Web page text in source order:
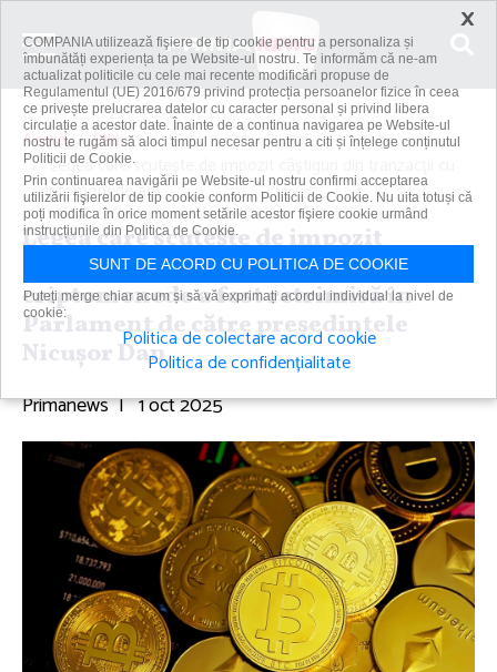
Acasă
Știri
Legea care scuteşte de impozit câştiguri din tranzacţii cu
criptomonede a...
Legea care scuteşte de impozit
câştiguri din tranzacţii cu
criptomonede a fost retrimisă în
Parlament de către preşedintele
Nicuşor Dan
Primanews | 1 oct 2025
×
COMPANIA utilizează fişiere de tip cookie pentru a personaliza și
îmbunătăți experiența ta pe Website-ul nostru. Te informăm că ne-am
actualizat politicile cu cele mai recente modificări propuse de
Regulamentul (UE) 2016/679 privind protecția persoanelor fizice în ceea
ce privește prelucrarea datelor cu caracter personal și privind libera
circulație a acestor date. Înainte de a continua navigarea pe Website-ul
nostru te rugăm să aloci timpul necesar pentru a citi și înțelege conținutul
Politicii de Cookie.
Prin continuarea navigării pe Website-ul nostru confirmi acceptarea
utilizării fişierelor de tip cookie conform Politicii de Cookie. Nu uita totuși că
poți modifica în orice moment setările acestor fişiere cookie urmând
instrucțiunile din Politica de Cookie.
SUNT DE ACORD CU POLITICA DE COOKIE
Puteți merge chiar acum și să vă exprimați acordul individual la nivel de
cookie:
Politica de colectare acord cookie
Politica de confidențialitate